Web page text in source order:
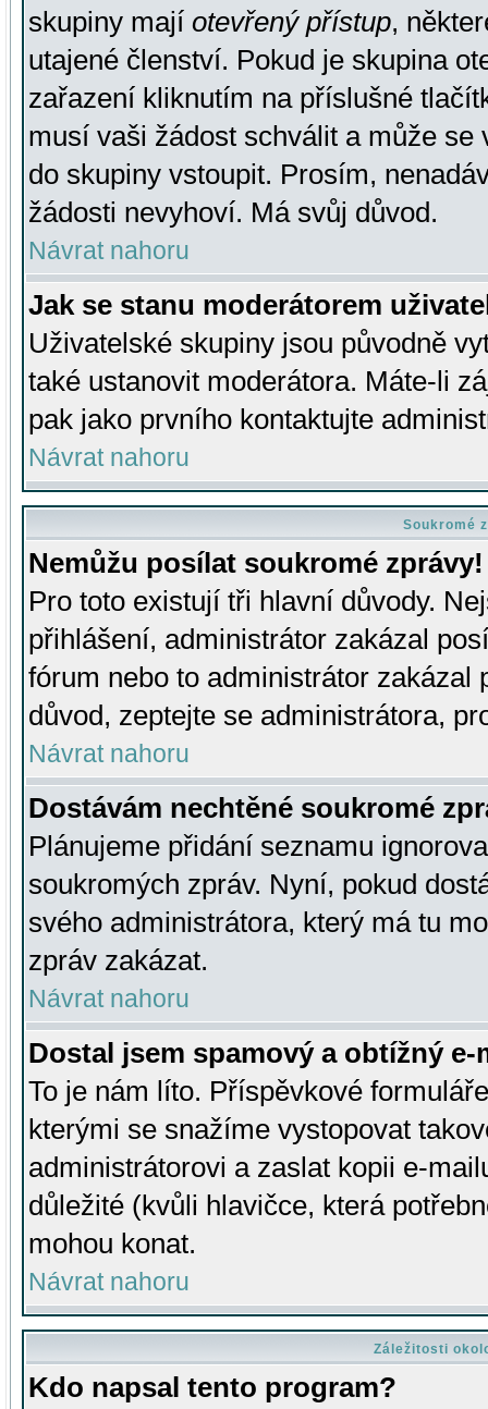
skupiny mají otevřený přístup,
utajené členství. Pokud je skupina
zařazení kliknutím na příslušné
musí vaši žádost schválit a může se
do skupiny vstoupit. Prosím,
žádosti nevyhoví. Má svůj důvod.
Návrat nahoru
Jak se stanu moderátorem
Uživatelské skupiny jsou původně
také ustanovit moderátora. Máte-li
pak jako prvního kontaktujte
Návrat nahoru
Soukromé
Nemůžu posílat soukromé zprávy!
Pro toto existují tři hlavní důvody.
přihlášení, administrátor zakázal
fórum nebo to administrátor zakázal
důvod, zeptejte se administrátora,
Návrat nahoru
Dostávám nechtěné soukromé
Plánujeme přidání seznamu
soukromých zpráv. Nyní, pokud
svého administrátora, který má tu
zpráv zakázat.
Návrat nahoru
Dostal jsem spamový a obtížný
To je nám líto. Příspěvkové
kterými se snažíme vystopovat
administrátorovi a zaslat kopii e-
důležité (kvůli hlavičce, která
mohou konat.
Návrat nahoru
Záležitosti
Kdo napsal tento program?